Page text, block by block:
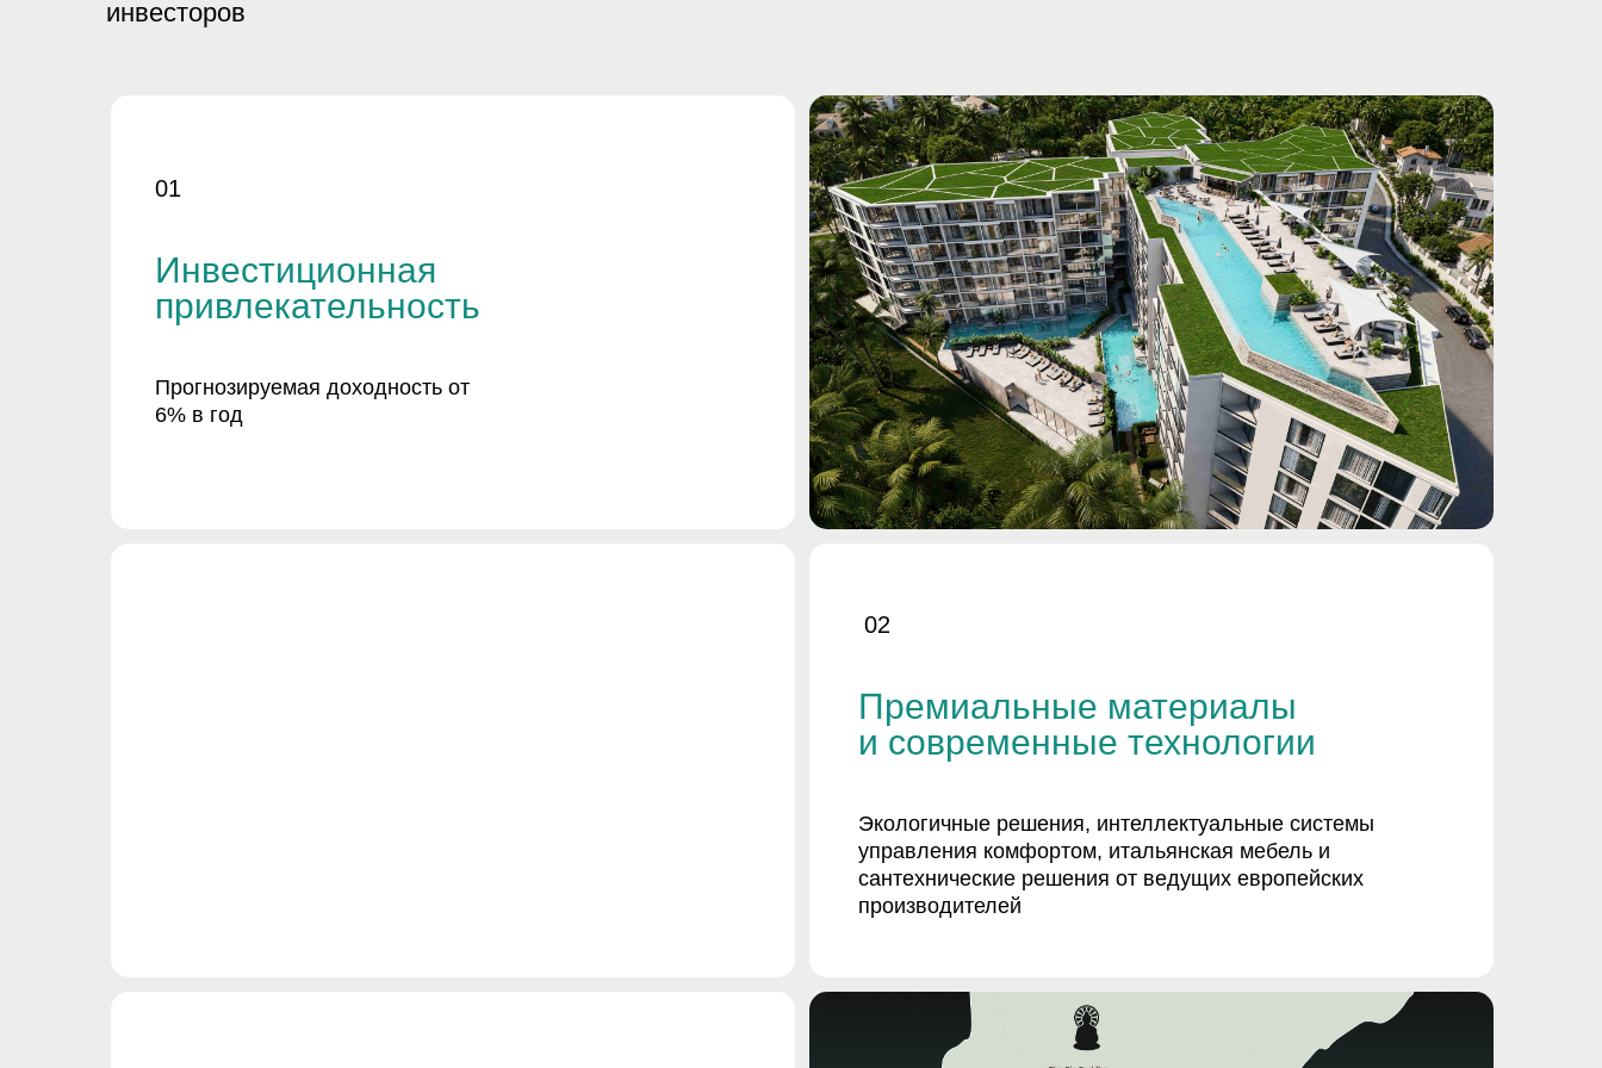
инвесторов
Инвестиционная
привлекательность
Прогнозируемая доходность от
6% в год
Премиальные материалы
и современные технологии
Экологичные решения, интеллектуальные системы
управления комфортом, итальянская мебель и
сантехнические решения от ведущих европейских
производителей
01
02